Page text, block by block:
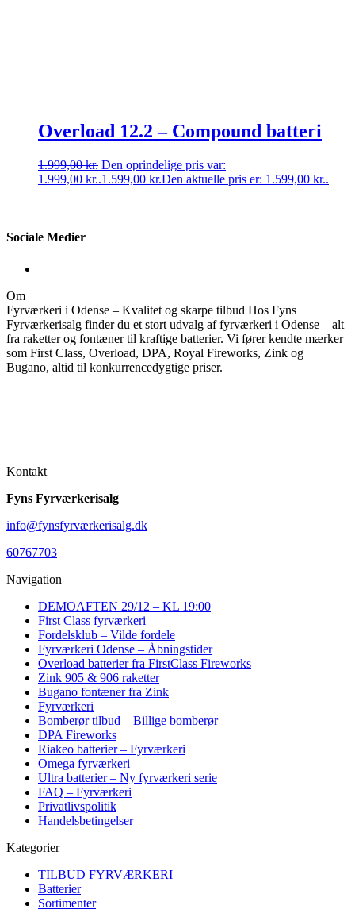
Overload 12.2 – Compound batteri
1.999,00kr. Den oprindelige pris var:
1.999,00 kr..1.599,00 kr.Den aktuelle pris er: 1.599,00 kr..
Sociale Medier
Om
Fyrværkeri i Odense – Kvalitet og skarpe tilbud Hos Fyns
Fyrværkerisalg finder du et stort udvalg af fyrværkeri i Odense – alt
fra raketter og fontæner til kraftige batterier. Vi fører kendte mærker
som First Class, Overload, DPA, Royal Fireworks, Zink og
Bugano, altid til konkurrencedygtige priser.
Kontakt
Fyns Fyrværkerisalg
info@fynsfyrværkerisalg.dk
60767703
Navigation
DEMOAFTEN 29/12 – KL 19:00
First Class fyrværkeri
Fordelsklub – Vilde fordele
Fyrværkeri Odense – Åbningstider
Overload batterier fra FirstClass Fireworks
Zink 905 & 906 raketter
Bugano fontæner fra Zink
Fyrværkeri
Bomberør tilbud – Billige bomberør
DPA Fireworks
Riakeo batterier – Fyrværkeri
Omega fyrværkeri
Ultra batterier – Ny fyrværkeri serie
FAQ – Fyrværkeri
Privatlivspolitik
Handelsbetingelser
Kategorier
TILBUD FYRVÆRKERI
Batterier
Sortimenter